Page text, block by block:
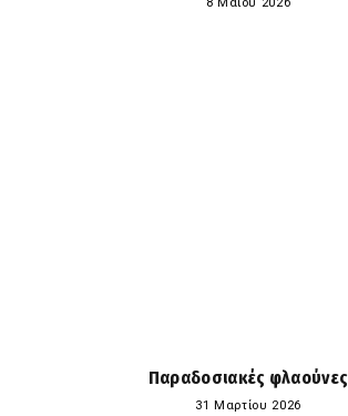
Παραδοσιακές φλαούνες
31 Μαρτίου 2026